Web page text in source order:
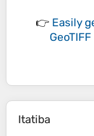
👉 Easily
Itatiba